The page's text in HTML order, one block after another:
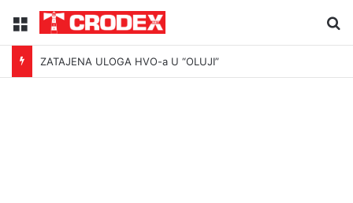
Menu
ZATAJENA ULOGA HVO-a U “OLUJI”